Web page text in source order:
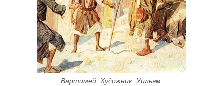
Вартимей. Художник: Уильям